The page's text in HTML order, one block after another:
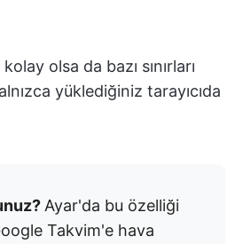
olsa da bazı sınırları
yüklediğiniz tarayıcıda
Ayar'da bu özelliği
Takvim'e hava